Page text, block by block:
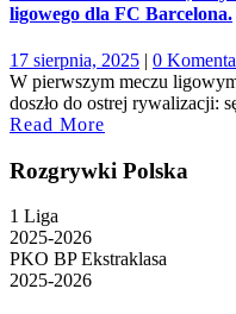
ligowego dla FC Barcelona.
17 sierpnia, 202517
sierpnia,
2025
| 0
W pierwszym meczu
doszło do ostrej rywalizacji:
Read More
Rozgrywki Polska
1 Liga
2025-2026
PKO BP Ekstraklasa
2025-2026